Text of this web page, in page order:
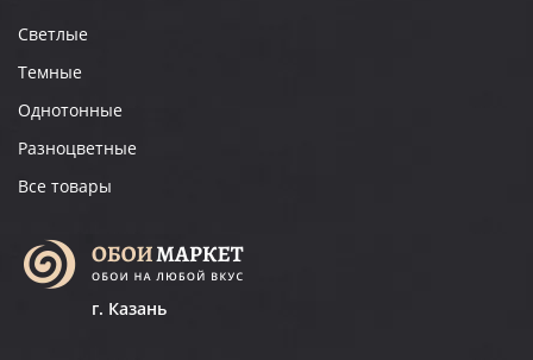
Светлые
Темные
Однотонные
Разноцветные
Все товары
г. Казань